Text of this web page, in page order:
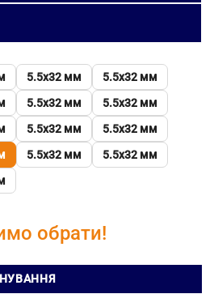
5.5х32 мм
5.5х32 мм
5.5х32 мм
5.5х32 мм
5.5х32 мм
5.5х32 мм
5.5х32 мм
5.5х32 мм
обрати!